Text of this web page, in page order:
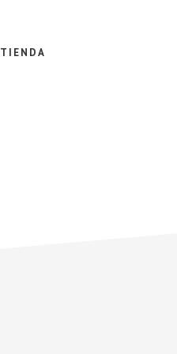
TIENDA